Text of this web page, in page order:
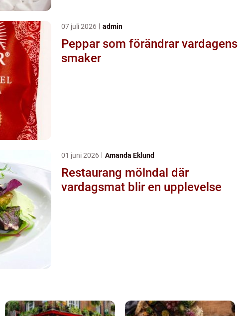
07 juli 2026 admin
Peppar som förändrar vardagens
smaker
01 juni 2026 Amanda Eklund
Restaurang mölndal där
vardagsmat blir en upplevelse